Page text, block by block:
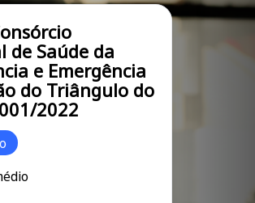
Saúde da
e Emergência
do Triângulo do
2022